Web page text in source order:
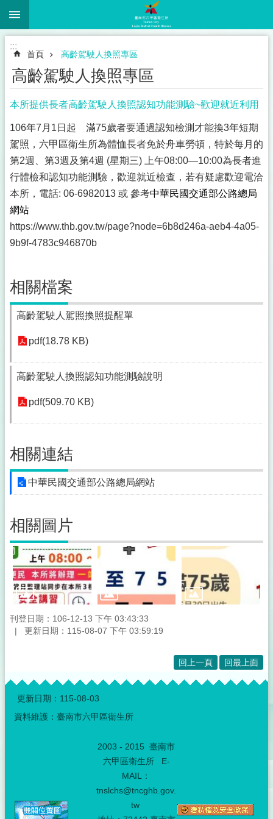
跳到主要內容區塊
:::
首頁 高齡駕駛人換照專區
高齡駕駛人換照專區
本所提供長者高齡駕駛人換照認知功能測驗~歡迎就近利用
106年7月1日起 滿75歲者要通過認知檢測才能換3年短期
駕照，六甲區衛生所為體恤長者免於舟車勞頓，特於每月的
第2週、第3週及第4週 (星期三) 上午08:00—10:00為長者進
行體檢和認知功能測驗，歡迎就近檢查，若有疑慮歡迎電洽
本所，電話: 06-6982013 或 參考中華民國交通部公路總局
網站
https://www.thb.gov.tw/page?node=6b8d246a-aeb4-4a05-
9b9f-4783c946870b
相關檔案
高齡駕駛人駕照換照提醒單
pdf(18.78 KB)
高齡駕駛人換照認知功能測驗說明
pdf(509.70 KB)
相關連結
中華民國交通部公路總局網站
相關圖片
刊登日期：106-12-13 下午 03:43:33
更新日期：115-08-07 下午 03:59:19
回上一頁 回最上面
:::
更新日期： 115-08-03
資料維護：臺南市六甲區衛生所
2003 - 2015 臺南市
六甲區衛生所 E-
MAIL：
tnslchs@tncghb.gov.
tw